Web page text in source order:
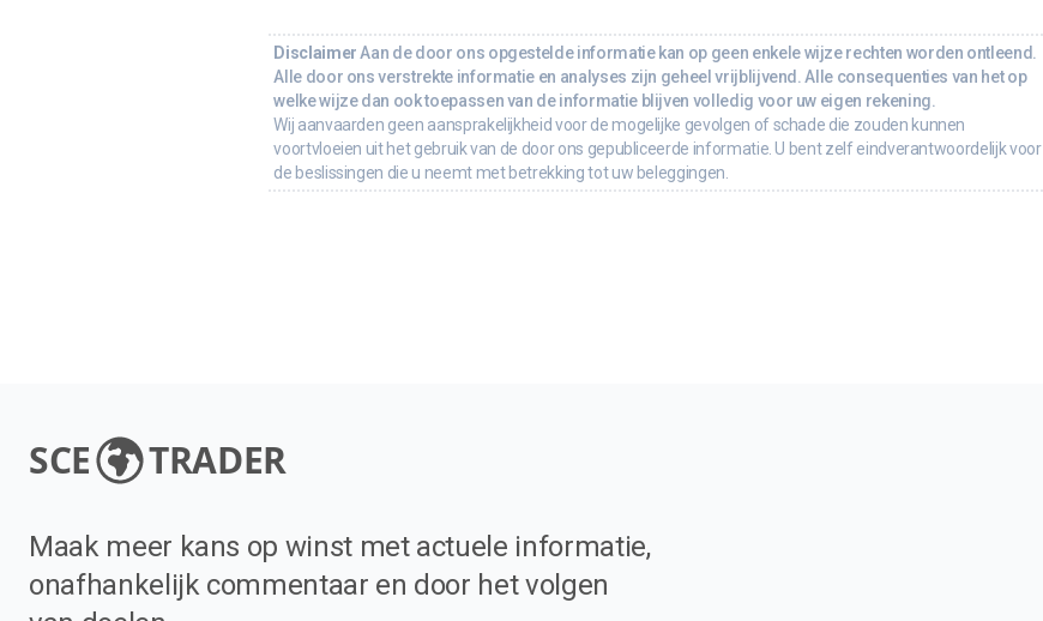
Disclaimer Aan de door ons opgestelde informatie kan op geen enkele wijze rechten worden ontleend.
Alle door ons verstrekte informatie en analyses zijn geheel vrijblijvend. Alle consequenties van het op
welke wijze dan ook toepassen van de informatie blijven volledig voor uw eigen rekening.
Wij aanvaarden geen aansprakelijkheid voor de mogelijke gevolgen of schade die zouden kunnen
voortvloeien uit het gebruik van de door ons gepubliceerde informatie. U bent zelf eindverantwoordelijk voor
de beslissingen die u neemt met betrekking tot uw beleggingen.
SCE TRADER
Maak meer kans op winst met actuele informatie,
onafhankelijk commentaar en door het volgen